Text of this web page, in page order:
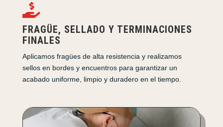

FRAGÜE, SELLADO Y TERMINACIONES
FINALES
Aplicamos fragües de alta resistencia y realizamos
sellos en bordes y encuentros para garantizar un
acabado uniforme, limpio y duradero en el tiempo.